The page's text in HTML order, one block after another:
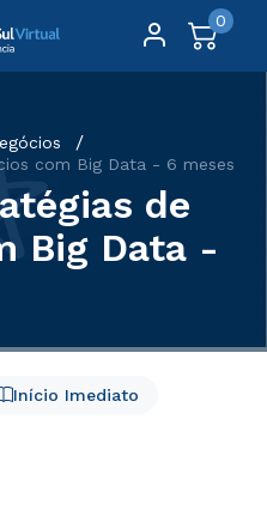
0
com Big Data - 6 meses
de
Big Data -
Início Imediato